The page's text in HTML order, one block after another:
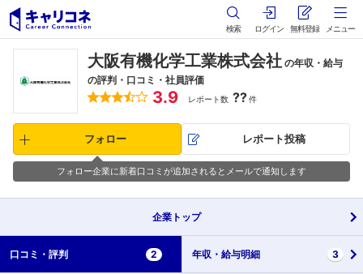
検索 ログイン 無料登録 メニュー
大阪有機化学工業株式会社 の年収・給与
の評判・口コミ・社員評価
3.9 レポート数 ??件
フォロー レポート投稿
フォロー企業に新着口コミが追加されるとメールで通知します
企業 トップ
口コミ・ 評判 2 年収・ 給与明細 3